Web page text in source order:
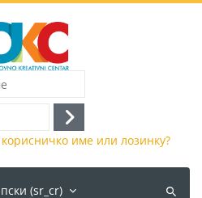
Пријава
име или лозинку?
‎(sr_cr)‎